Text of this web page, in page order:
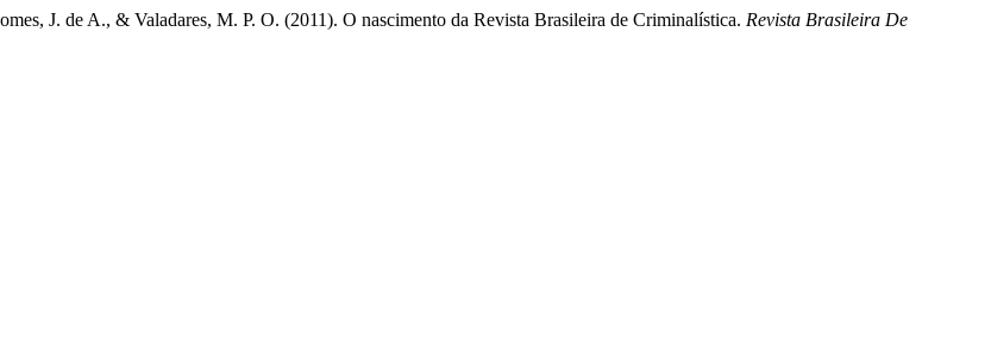
J. de A., & Valadares, M. P. O. (2011). O nascimento da Revista Brasileira de Criminalística. Revista Brasileira De